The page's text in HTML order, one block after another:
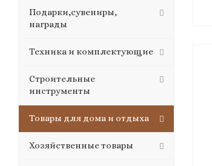
Подарки,сувениры,
награды
Техника и комплектующие
Строительные
инструменты
Товары для дома и отдыха
Хозяйственные товары